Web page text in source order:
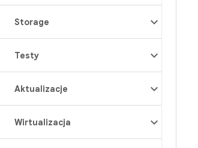
Storage
Testy
Aktualizacje
Wirtualizacja